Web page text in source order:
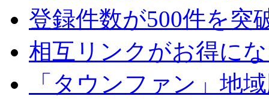
登録件数が500件を突
相互リンクがお得に
「タウンファン」地